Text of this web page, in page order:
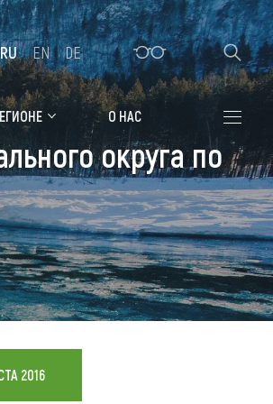
Алтайская зимовка
Где остановиться
Санатории
Гостиницы, отели
Коттеджи, базы
Сельские усадьбы
Мотели, придорожные отели
О НАС
RU EN DE
округа по
2016